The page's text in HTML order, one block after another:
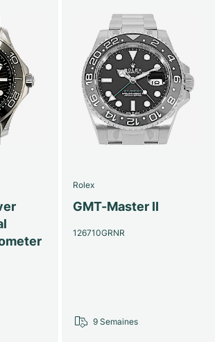
Rolex
GMT-Master II
126710GRNR
9 Semaines